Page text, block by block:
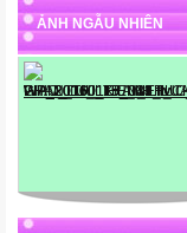
ẢNH NGẪU NHIÊN